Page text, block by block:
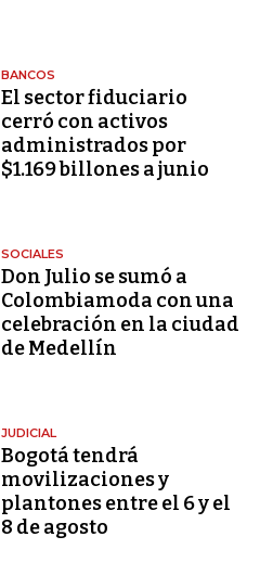
BANCOS
El sector fiduciario
cerró con activos
administrados por
$1.169 billones a junio
SOCIALES
Don Julio se sumó a
Colombiamoda con una
celebración en la ciudad
de Medellín
JUDICIAL
Bogotá tendrá
movilizaciones y
plantones entre el 6 y el
8 de agosto